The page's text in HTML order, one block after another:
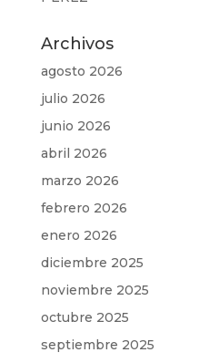
Archivos
agosto 2026
julio 2026
junio 2026
abril 2026
marzo 2026
febrero 2026
enero 2026
diciembre 2025
noviembre 2025
octubre 2025
septiembre 2025